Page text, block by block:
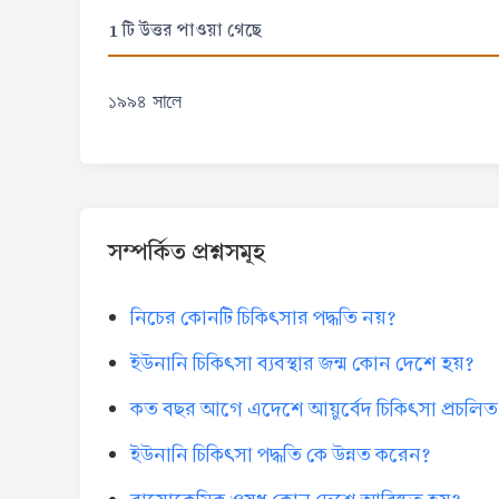
1 টি উত্তর পাওয়া গেছে
১৯৯৪ সালে
সম্পর্কিত প্রশ্নসমূহ
নিচের কোনটি চিকিৎসার পদ্ধতি নয়?
ইউনানি চিকিৎসা ব্যবস্থার জন্ম কোন দেশে হয়?
কত বছর আগে এদেশে আয়ুর্বেদ চিকিৎসা
ইউনানি চিকিৎসা পদ্ধতি কে উন্নত করেন?